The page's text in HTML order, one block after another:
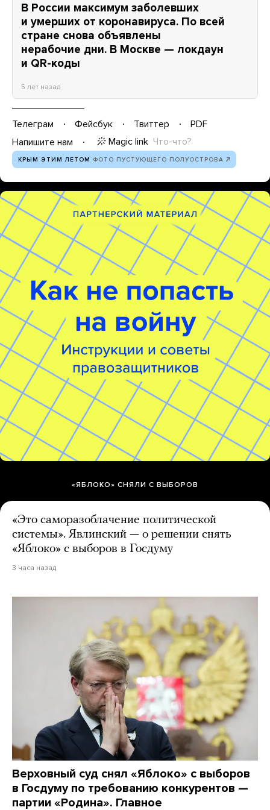
В России максимум заболевших
и умерших от коронавируса. По всей
стране снова объявлены
нерабочие дни. В Москве — локдаун
и QR-коды
5 лет назад
Телеграм Фейсбук Твиттер
PDF
Напишите нам
Magic link Что-что?
КРЫМ ЭТИМ ЛЕТОМ ФОТО ПУСТУЮЩЕГО ПОЛУОСТРОВА
«ЯБЛОКО» СНЯЛИ С ВЫБОРОВ
«Это саморазоблачение политической
системы». Явлинский — о решении снять
«Яблоко» с выборов в Госдуму
3 часа назад
Верховный суд снял «Яблоко» с выборов
в Госдуму по требованию конкурентов —
партии «Родина». Главное